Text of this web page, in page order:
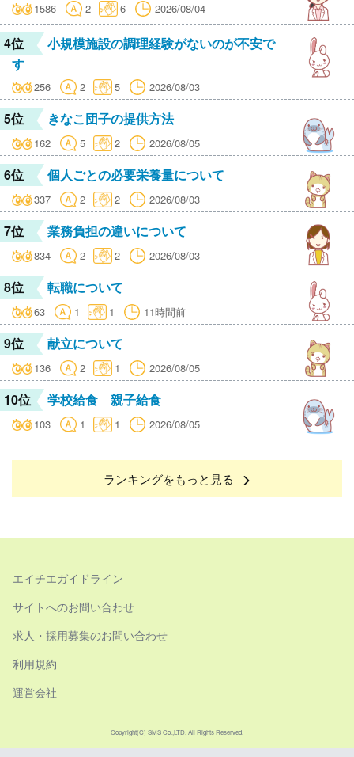
1586 2 6 2026/08/04
4位
小規模施設の調理経験がないのが不安で
す
256 2 5 2026/08/03
5位 きなこ団子の提供方法
162 5 2 2026/08/05
6位 個人ごとの必要栄養量について
337 2 2 2026/08/03
7位 業務負担の違いについて
834 2 2 2026/08/03
8位 転職について
63 1 1 11時間前
9位 献立について
136 2 1 2026/08/05
10位 学校給食 親子給食
103 1 1 2026/08/05
ランキングをもっと見る
エイチエガイドライン
サイトへのお問い合わせ
求人・採用募集のお問い合わせ
利用規約
運営会社
Copyright(C) SMS Co.,LTD. All Rights Reserved.